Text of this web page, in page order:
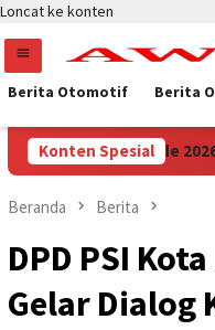
Loncat ke konten
Berita Otomotif Berita
Konten Spesial
Periode 2026-2031
Beranda Berita
DPD PSI
Gelar Dialog